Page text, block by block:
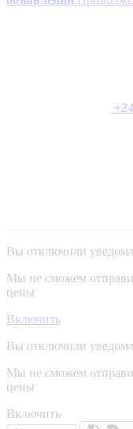
+
Вы отключили
Мы не сможем
цены
Включить
Вы отключили
Мы не сможем
цены
Включить